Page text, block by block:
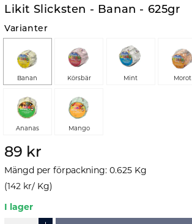
Likit Slicksten - Banan - 625gr
Varianter
Banan Körsbär Mint Morot
Ananas Mango
89 kr
Mängd per förpackning: 0.625 Kg
(142 kr/ Kg)
I lager